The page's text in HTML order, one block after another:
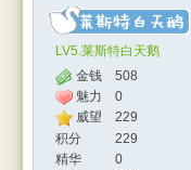
LV5.莱斯特白天鹅
金钱
508
魅力
0
威望
229
积分
229
精华
0